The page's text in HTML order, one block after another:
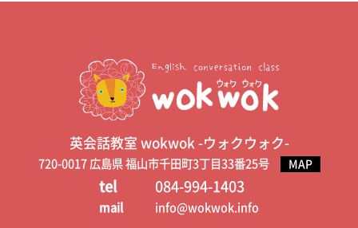
英会話教室 wokwok -ウォクウォク-
720-0017 広島県 福山市千田町3丁目33番25号 MAP
tel 084-994-1403
mail info@wokwok.info